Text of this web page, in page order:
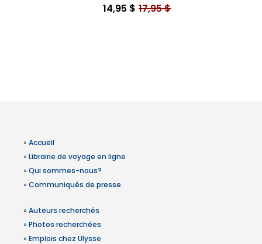
14,95 $ 17,95 $
» Accueil
» Librairie de voyage en ligne
» Qui sommes-nous?
» Communiqués de presse
» Auteurs recherchés
» Photos recherchées
» Emplois chez Ulysse